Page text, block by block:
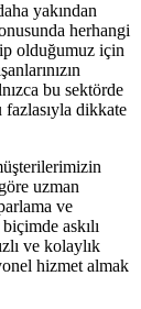
yakından
herhangi
olduğumuz için
bu sektörde
dikkate
uzman
ve
askılı
ve kolaylık
hizmet almak